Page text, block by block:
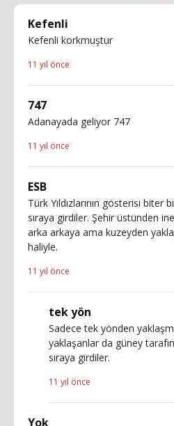
Kefenli
Kefenli korkmuştur
11 yıl önce
747
Adanayada geliyor 747
11 yıl önce
ESB
Türk Yıldızlarının gösterisi biter
sıraya girdiler. Şehir üstünden
arka arkaya ama kuzeyden
haliyle.
11 yıl önce
tek yön
Sadece tek yönden
yaklaşanlar da güney
sıraya girdiler.
11 yıl önce
Yok